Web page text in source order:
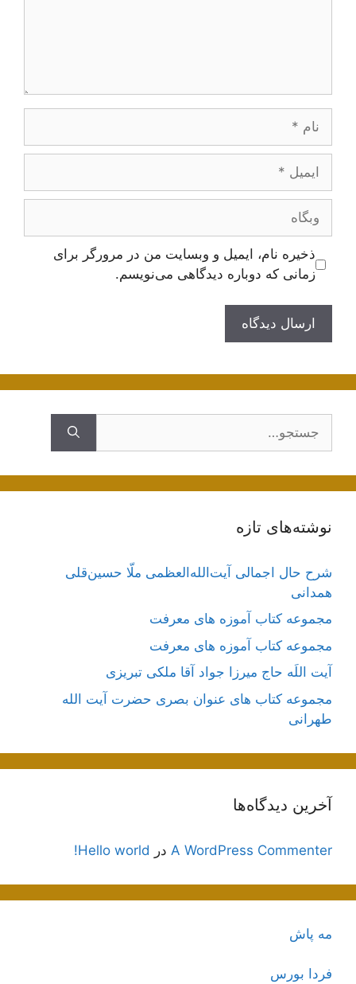
ایمیل
وبگاه
ذخیره نام، ایمیل و وبسایت من در مرورگر برای
زمانی که دوباره دیدگاهی می‌نویسم.
نوشته‌های تازه
شرح حال اجمالی آیت‌الله‌العظمی ملّا حسین‌قلی
همدانی
مجموعه کتاب آموزه های معرفت
مجموعه کتاب آموزه های معرفت
آیت اللَه حاج میرزا جواد آقا ملکی تبریزی
مجموعه کتاب های عنوان بصری حضرت آیت الله
طهرانی
آخرین دیدگاه‌ها
A WordPress Commenter در Hello world!
مه پاش
فردا بورس